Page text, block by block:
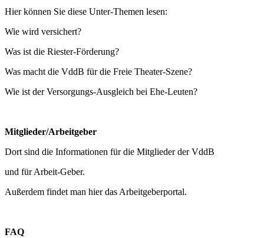
Hier können Sie diese Unter-Themen lesen:
Wie wird versichert?
Was ist die Riester-Förderung?
Was macht die VddB für die Freie Theater-Szene?
Wie ist der Versorgungs-Ausgleich bei Ehe-Leuten?
Mitglieder/Arbeitgeber
Dort sind die Informationen für die Mitglieder der VddB
und für Arbeit-Geber.
Außerdem findet man hier das Arbeitgeberportal.
FAQ